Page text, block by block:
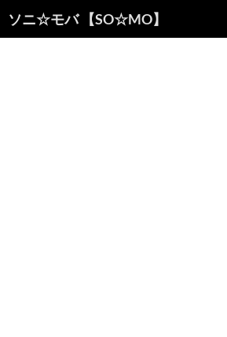
ソニ☆モバ 【SO☆MO】
索